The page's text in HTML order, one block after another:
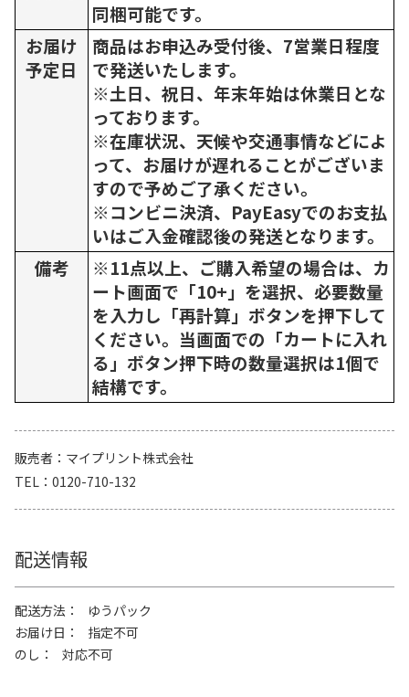
同梱可能です。
お届け
予定日
商品はお申込み受付後、7営業日程度
で発送いたします。
※土日、祝日、年末年始は休業日とな
っております。
※在庫状況、天候や交通事情などによ
って、お届けが遅れることがございま
すので予めご了承ください。
※コンビニ決済、PayEasyでのお支払
いはご入金確認後の発送となります。
備考
※11点以上、ご購入希望の場合は、カ
ート画面で「10+」を選択、必要数量
を入力し「再計算」ボタンを押下して
ください。当画面での「カートに入れ
る」ボタン押下時の数量選択は1個で
結構です。
販売者
マイプリント株式会社
TEL
0120-710-132
配送情報
配送方法
ゆうパック
お届け日
指定不可
のし
対応不可